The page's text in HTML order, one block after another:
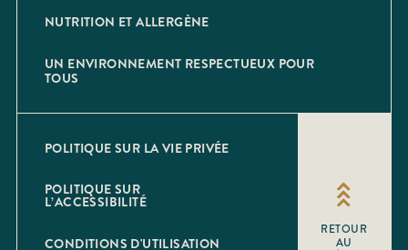
NUTRITION ET ALLERGÈNE
UN ENVIRONNEMENT RESPECTUEUX POUR
TOUS
POLITIQUE SUR LA VIE PRIVÉE
POLITIQUE SUR
L’ACCESSIBILITÉ
CONDITIONS D'UTILISATION
RETOUR
AU